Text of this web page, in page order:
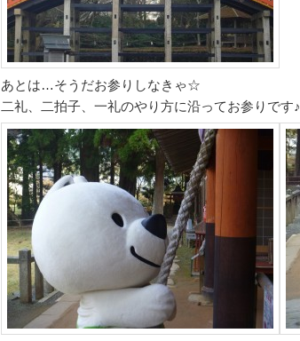
あとは…そうだお参りしなきゃ☆
二礼、二拍子、一礼のやり方に沿ってお参りです♪